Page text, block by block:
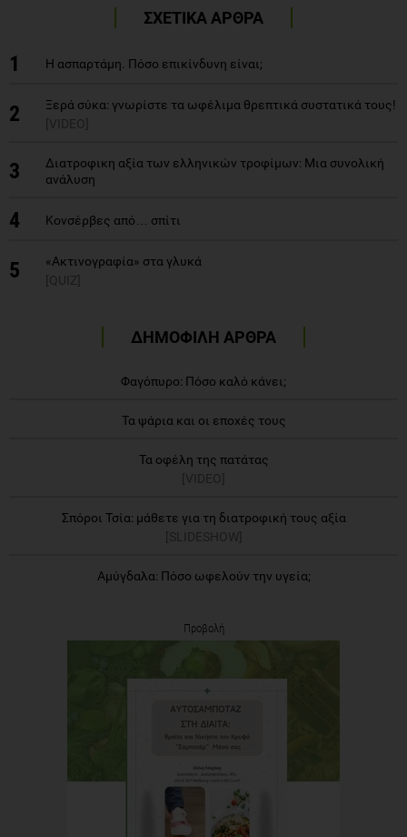
ΣΧΕΤΙΚΑ ΑΡΘΡΑ
1 Η ασπαρτάμη. Πόσο επικίνδυνη είναι;
2
Ξερά σύκα: γνωρίστε τα ωφέλιμα θρεπτικά συστατικά τους!
[VIDEO]
3
Διατροφικη αξία των ελληνικών τροφίμων: Μια συνολική
ανάλυση
4 Κονσέρβες από… σπίτι
5
«Ακτινογραφία» στα γλυκά
[QUIZ]
ΔΗΜΟΦΙΛΗ ΑΡΘΡΑ
Φαγόπυρο: Πόσο καλό κάνει;
Τα ψάρια και οι εποχές τους
Τα οφέλη της πατάτας
[VIDEO]
Σπόροι Τσία: μάθετε για τη διατροφική τους αξία
[SLIDESHOW]
Αμύγδαλα: Πόσο ωφελούν την υγεία;
Προβολή